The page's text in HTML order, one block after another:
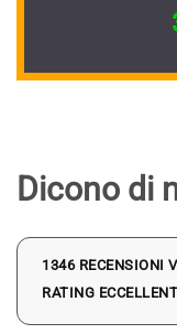
Dicono di
1346 RECENSIONI
RATING